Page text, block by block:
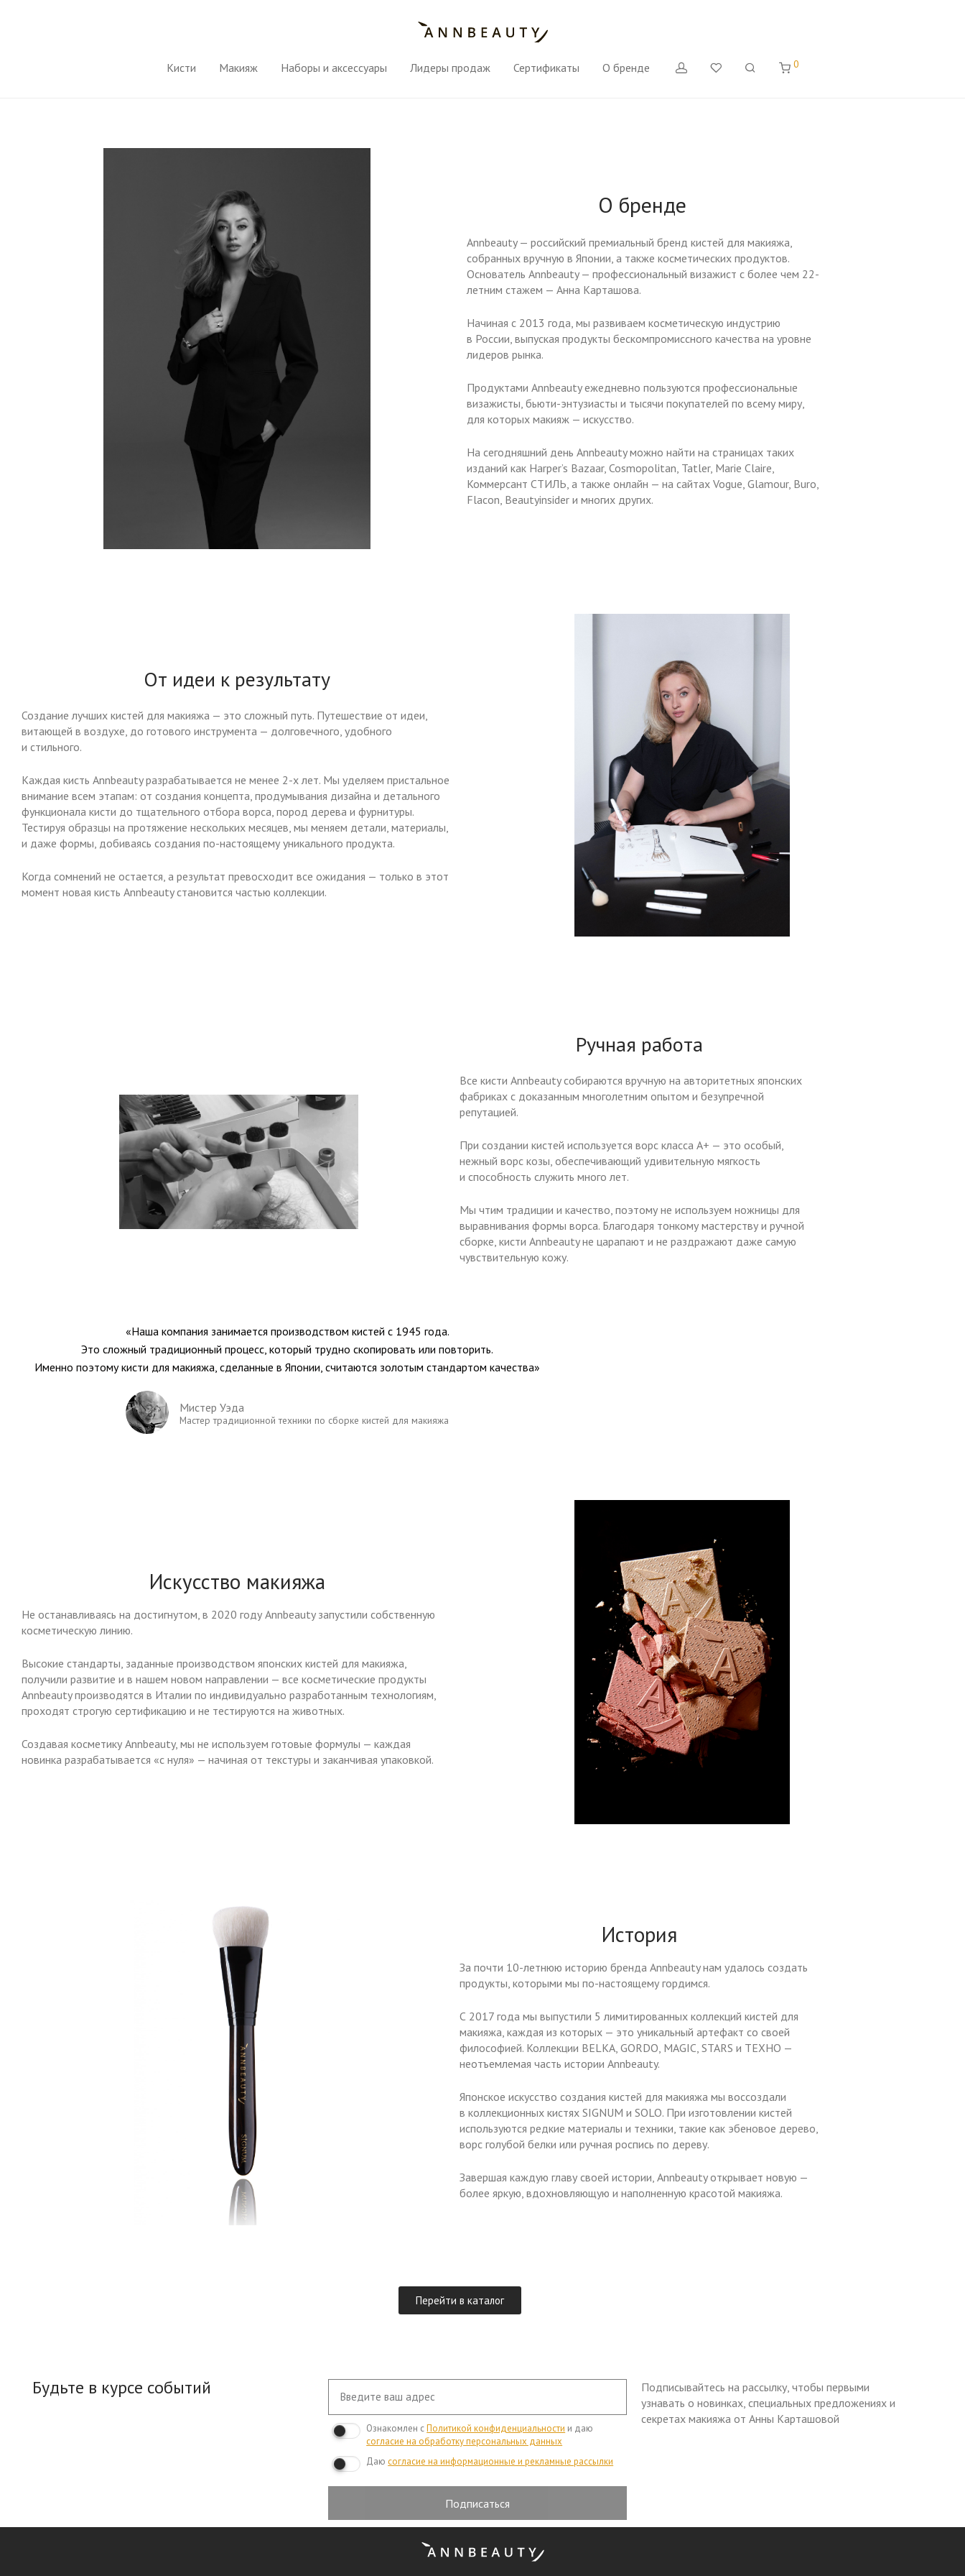
Кисти Макияж Наборы и аксессуары Лидеры продаж Сертификаты О бренде 0
О бренде
Annbeauty — российский премиальный бренд кистей для макияжа,
собранных вручную в Японии, а также косметических продуктов.
Основатель Annbeauty — профессиональный визажист с более чем 22-
летним стажем — Анна Карташова.
Начиная с 2013 года, мы развиваем косметическую индустрию
в России, выпуская продукты бескомпромиссного качества на уровне
лидеров рынка.
Продуктами Annbeauty ежедневно пользуются профессиональные
визажисты, бьюти-энтузиасты и тысячи покупателей по всему миру,
для которых макияж — искусство.
На сегодняшний день Annbeauty можно найти на страницах таких
изданий как Harper’s Bazaar, Cosmopolitan, Tatler, Marie Claire,
Коммерсант СТИЛЬ, а также онлайн — на сайтах Vogue, Glamour, Buro,
Flacon, Beautyinsider и многих других.
От идеи к результату
Создание лучших кистей для макияжа — это сложный путь. Путешествие от идеи,
витающей в воздухе, до готового инструмента — долговечного, удобного
и стильного.
Каждая кисть Annbeauty разрабатывается не менее 2-х лет. Мы уделяем пристальное
внимание всем этапам: от создания концепта, продумывания дизайна и детального
функционала кисти до тщательного отбора ворса, пород дерева и фурнитуры.
Тестируя образцы на протяжение нескольких месяцев, мы меняем детали, материалы,
и даже формы, добиваясь создания по-настоящему уникального продукта.
Когда сомнений не остается, а результат превосходит все ожидания — только в этот
момент новая кисть Annbeauty становится частью коллекции.
Ручная работа
Все кисти Annbeauty собираются вручную на авторитетных японских
фабриках с доказанным многолетним опытом и безупречной
репутацией.
При создании кистей используется ворс класса А+ — это особый,
нежный ворс козы, обеспечивающий удивительную мягкость
и способность служить много лет.
Мы чтим традиции и качество, поэтому не используем ножницы для
выравнивания формы ворса. Благодаря тонкому мастерству и ручной
сборке, кисти Annbeauty не царапают и не раздражают даже самую
чувствительную кожу.
«Наша компания занимается производством кистей с 1945 года.
Это сложный традиционный процесс, который трудно скопировать или повторить.
Именно поэтому кисти для макияжа, сделанные в Японии, считаются золотым стандартом качества»
Мистер Уэда
Мастер традиционной техники по сборке кистей для макияжа
Искусство макияжа
Не останавливаясь на достигнутом, в 2020 году Annbeauty запустили собственную
косметическую линию.
Высокие стандарты, заданные производством японских кистей для макияжа,
получили развитие и в нашем новом направлении — все косметические продукты
Annbeauty производятся в Италии по индивидуально разработанным технологиям,
проходят строгую сертификацию и не тестируются на животных.
Создавая косметику Annbeauty, мы не используем готовые формулы — каждая
новинка разрабатывается «с нуля» — начиная от текстуры и заканчивая упаковкой.
История
За почти 10-летнюю историю бренда Annbeauty нам удалось создать
продукты, которыми мы по-настоящему гордимся.
С 2017 года мы выпустили 5 лимитированных коллекций кистей для
макияжа, каждая из которых — это уникальный артефакт со своей
философией. Коллекции BELKA, GORDO, MAGIC, STARS и TEXHO —
неотъемлемая часть истории Annbeauty.
Японское искусство создания кистей для макияжа мы воссоздали
в коллекционных кистях SIGNUM и SOLO. При изготовлении кистей
используются редкие материалы и техники, такие как эбеновое дерево,
ворс голубой белки или ручная роспись по дереву.
Завершая каждую главу своей истории, Annbeauty открывает новую —
более яркую, вдохновляющую и наполненную красотой макияжа.
Перейти в каталог
Будьте в курсе событий
Ознакомлен сПолитикой конфиденциальности и даю
согласие на обработку персональных данных
Даю согласие на информационные и рекламные рассылки
Подписаться
Подписывайтесь на рассылку, чтобы первыми
узнавать о новинках, специальных предложениях и
секретах макияжа от Анны Карташовой